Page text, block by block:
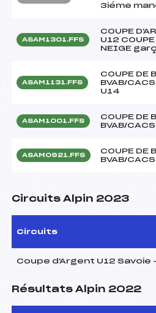
3iéme
ASAM1301.FFS
COUPE
U12 COUPE
NEIGE
ASAM1131.FFS
COUPE DE
BVAB/
U14
ASAM1001.FFS
COUPE DE
BVAB/
ASAM0921.FFS
COUPE DE
BVAB/
Circuits Alpin 2023
Circuits
Coupe d'Argent U12 Savoie
Résultats Alpin 2022